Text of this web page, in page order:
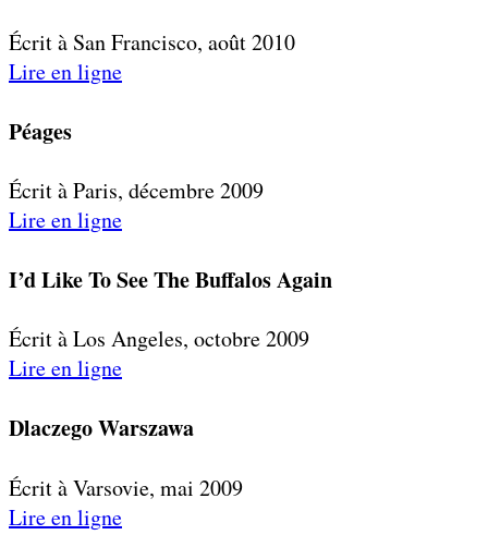
Écrit à San Francisco, août 2010
Lire en ligne
Péages
Écrit à Paris, décembre 2009
Lire en ligne
I’d Like To See The Buffalos Again
Écrit à Los Angeles, octobre 2009
Lire en ligne
Dlaczego Warszawa
Écrit à Varsovie, mai 2009
Lire en ligne